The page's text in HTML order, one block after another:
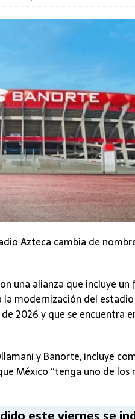
Detienen a mujer con 81
Azteca cambia de
una alianza que incluye
modernización del
2026 y que se encuentra
y Banorte, incluye
México “tenga uno de los